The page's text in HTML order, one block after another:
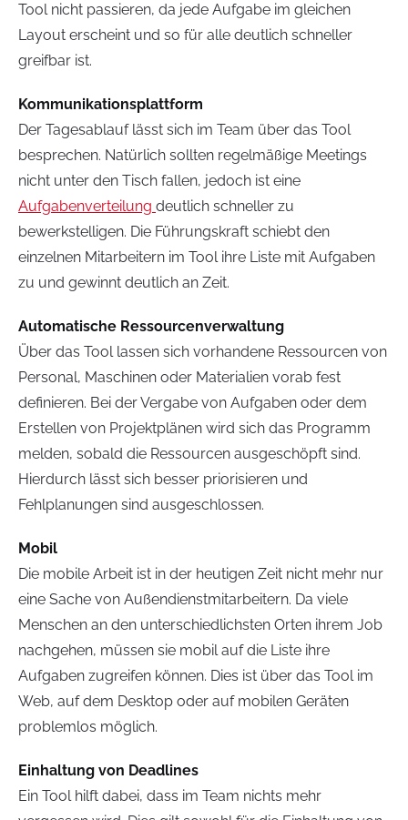
Tool nicht passieren, da jede Aufgabe im gleichen
Layout erscheint und so für alle deutlich schneller
greifbar ist.
Kommunikationsplattform
Der Tagesablauf lässt sich im Team über das Tool
besprechen. Natürlich sollten regelmäßige Meetings
nicht unter den Tisch fallen, jedoch ist eine
Aufgabenverteilung deutlich schneller zu
bewerkstelligen. Die Führungskraft schiebt den
einzelnen Mitarbeitern im Tool ihre Liste mit Aufgaben
zu und gewinnt deutlich an Zeit.
Automatische Ressourcenverwaltung
Über das Tool lassen sich vorhandene Ressourcen von
Personal, Maschinen oder Materialien vorab fest
definieren. Bei der Vergabe von Aufgaben oder dem
Erstellen von Projektplänen wird sich das Programm
melden, sobald die Ressourcen ausgeschöpft sind.
Hierdurch lässt sich besser priorisieren und
Fehlplanungen sind ausgeschlossen.
Mobil
Die mobile Arbeit ist in der heutigen Zeit nicht mehr nur
eine Sache von Außendienstmitarbeitern. Da viele
Menschen an den unterschiedlichsten Orten ihrem Job
nachgehen, müssen sie mobil auf die Liste ihre
Aufgaben zugreifen können. Dies ist über das Tool im
Web, auf dem Desktop oder auf mobilen Geräten
problemlos möglich.
Einhaltung von Deadlines
Ein Tool hilft dabei, dass im Team nichts mehr